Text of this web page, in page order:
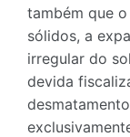
também que
sólidos, a
irregular do
devida